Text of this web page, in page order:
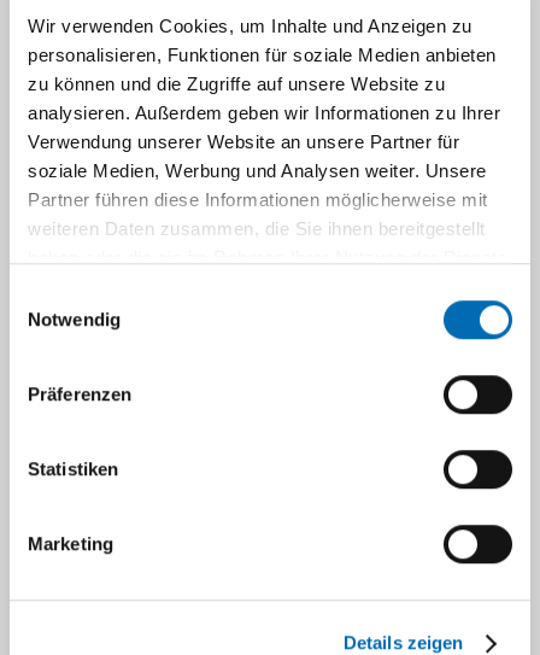
Wir verwenden Cookies, um Inhalte und Anzeigen zu
personalisieren, Funktionen für soziale Medien anbieten
zu können und die Zugriffe auf unsere Website zu
analysieren. Außerdem geben wir Informationen zu Ihrer
Verwendung unserer Website an unsere Partner für
soziale Medien, Werbung und Analysen weiter. Unsere
Partner führen diese Informationen möglicherweise mit
weiteren Daten zusammen, die Sie ihnen bereitgestellt
Notwendig
Präferenzen
Statistiken
Marketing
Details zeigen
PhD). Aufgrund unserer breiten
interdisziplinären Ausrichtung kommen
Studierende bzw. Absolvent*innen aus
den verschiedensten Fachrichtungen (u. a.
Medizin, Gesundheitswissenschaften,
Public Health, Psychologie,
Sozialwissenschaften) hierfür infrage.
Bei Interesse melden Sie sich bitte (gerne
Jun. Prof.
Dr. Nora Tabea Sibert
Was wir bieten:
von quantitativen
an Systematic Reviews bis hin zu
Enge persönliche Betreuung und